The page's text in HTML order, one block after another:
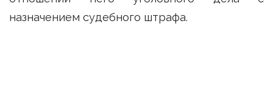
назначением судебного штрафа.